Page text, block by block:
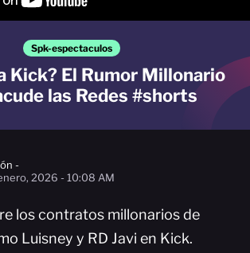
Spk-espectaculos
Kick? El Rumor Millonario
las Redes #shorts
-
2026 - 10:08 AM
los contratos millonarios de
Luisney y RD Javi en Kick.